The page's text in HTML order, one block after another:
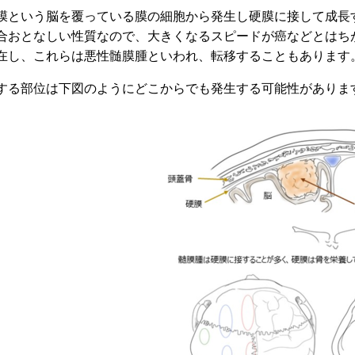
という脳を覆っている膜の細胞から発生し硬膜に接して成
おとなしい性質なので、大きくなるスピードが癌などとは
し、これらは悪性髄膜腫といわれ、転移することもあります
る部位は下図のようにどこからでも発生する可能性がありま